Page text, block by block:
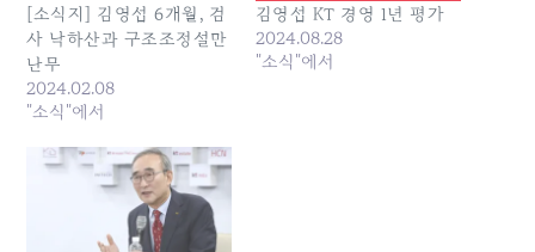
[소식지] 김영섭 6개월, 검
사 낙하산과 구조조정설만
난무
2024.02.08
"소식"에서
김영섭 KT 경영 1년 평가
2024.08.28
"소식"에서